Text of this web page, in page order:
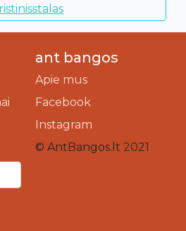
ant bangos
Apie mus
Facebook
Instagram
© AntBangos.lt 2021